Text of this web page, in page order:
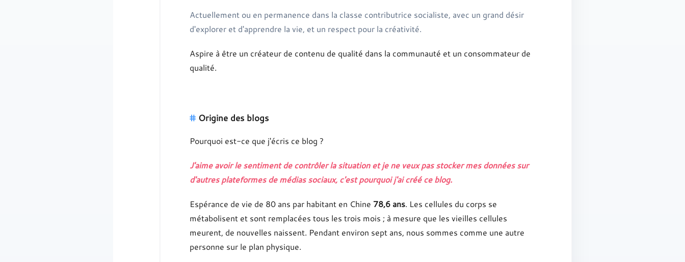
Actuellement ou en permanence dans la classe contributrice socialiste, avec un grand désir
d'explorer et d'apprendre la vie, et un respect pour la créativité.
Aspire à être un créateur de contenu de qualité dans la communauté et un consommateur de
qualité.
Origine des blogs
Pourquoi est-ce que j'écris ce blog ?
J'aime avoir le sentiment de contrôler la situation et je ne veux pas stocker mes données sur
d'autres plateformes de médias sociaux, c'est pourquoi j'ai créé ce blog.
Espérance de vie de 80 ans par habitant en Chine 78,6 ans. Les cellules du corps se
métabolisent et sont remplacées tous les trois mois ; à mesure que les vieilles cellules
meurent, de nouvelles naissent. Pendant environ sept ans, nous sommes comme une autre
personne sur le plan physique.